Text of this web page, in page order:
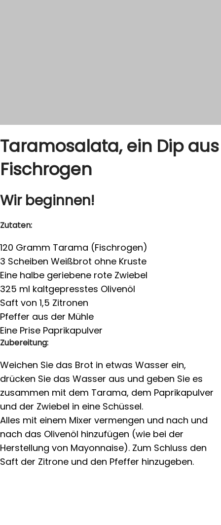
Weichen Sie das Brot in etwas Wasser ein,
drücken Sie das Wasser aus und geben Sie es
zusammen mit dem Tarama, dem Paprikapulver
und der Zwiebel in eine Schüssel.
Alles mit einem Mixer vermengen und nach und
nach das Olivenöl hinzufügen (wie bei der
Saft der Zitrone und den Pfeffer hinzugeben.